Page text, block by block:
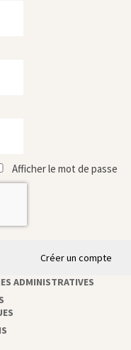
Afficher le mot de passe
Créer un compte
ADMINISTRATIVES